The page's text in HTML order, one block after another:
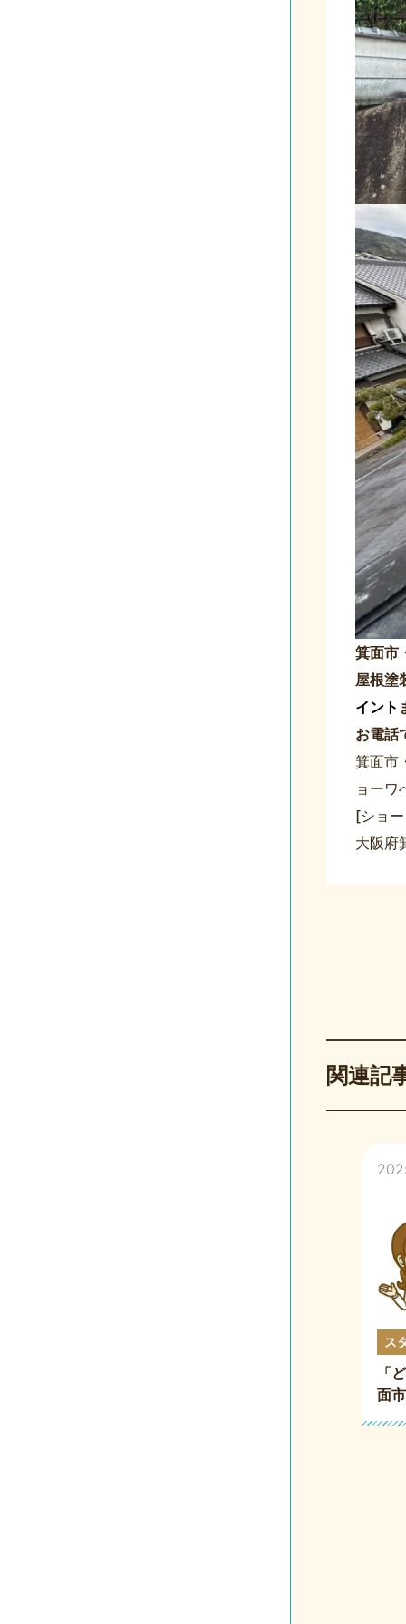
箕面市
屋根塗
イント
お電話
箕面市
ョーワ
[ショ
大阪府
関連記
ス
「
面